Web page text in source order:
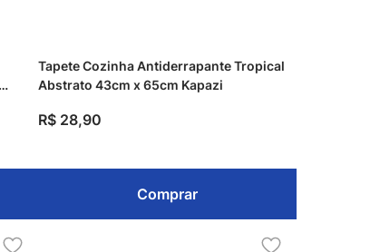
Tapete Cozinha Antiderrapante Tropical
Abstrato 43cm x 65cm Kapazi
R$ 28,90
Comprar